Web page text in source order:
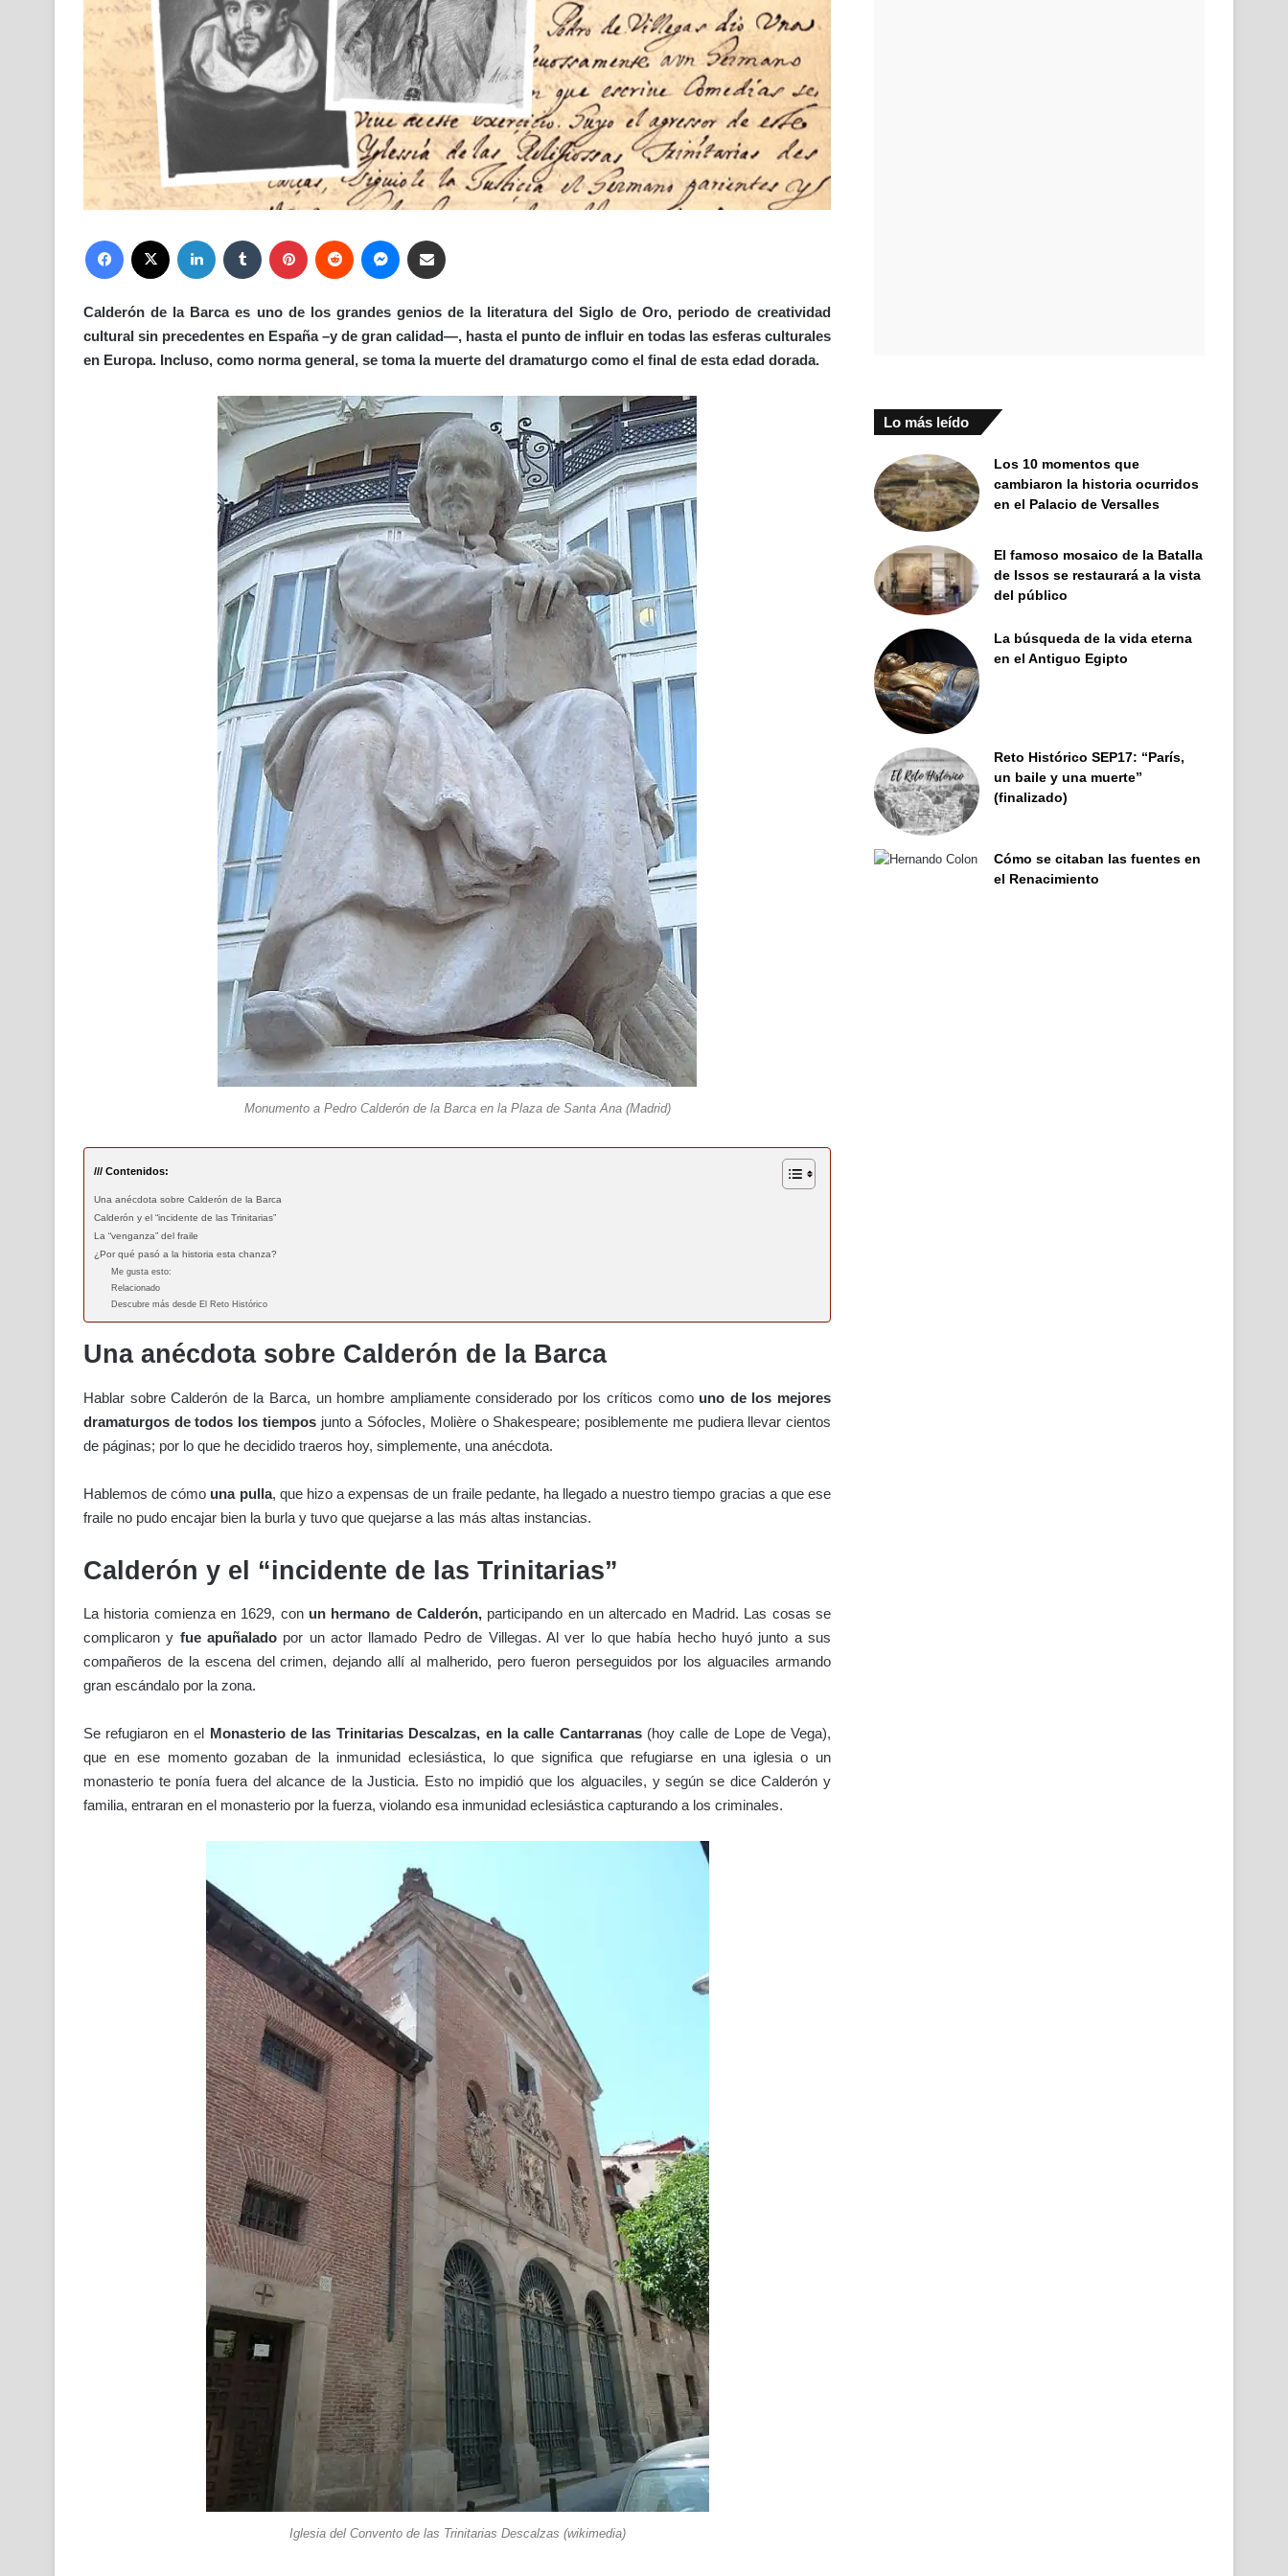
Facebook LinkedIn Tumblr Pinterest Reddit Messenger
Calderón de la Barca es uno de los grandes genios de la literatura del Siglo de Oro, periodo de creatividad
cultural sin precedentes en España –y de gran calidad—, hasta el punto de influir en todas las esferas culturales
en Europa. Incluso, como norma general, se toma la muerte del dramaturgo como el final de esta edad dorada.
Monumento a Pedro Calderón de la Barca en la Plaza de Santa Ana (Madrid)
/// Contenidos:
Una anécdota sobre Calderón de la Barca
Calderón y el “incidente de las Trinitarias”
La “venganza” del fraile
¿Por qué pasó a la historia esta chanza?
Me gusta esto:
Relacionado
Descubre más desde El Reto Histórico
Una anécdota sobre Calderón de la Barca
Hablar sobre Calderón de la Barca, un hombre ampliamente considerado por los críticos como uno de los mejores
dramaturgos de todos los tiemposjunto a Sófocles, Molière o Shakespeare; posiblemente me pudiera llevar cientos
de páginas; por lo que he decidido traeros hoy, simplemente, una anécdota.
Hablemos de cómo una pulla, que hizo a expensas de un fraile pedante, ha llegado a nuestro tiempo gracias a que ese
fraile no pudo encajar bien la burla y tuvo que quejarse a las más altas instancias.
Calderón y el “incidente de las Trinitarias”
La historia comienza en 1629, con un hermano de Calderón, participando en un altercado en Madrid. Las cosas se
complicaron y fue apuñalado por un actor llamado Pedro de Villegas. Al ver lo que había hecho huyó junto a sus
compañeros de la escena del crimen, dejando allí al malherido, pero fueron perseguidos por los alguaciles armando
gran escándalo por la zona.
Se refugiaron en el Monasterio de las Trinitarias Descalzas, en la calle Cantarranas(hoy calle de Lope de Vega),
que en ese momento gozaban de la inmunidad eclesiástica, lo que significa que refugiarse en una iglesia o un
monasterio te ponía fuera del alcance de la Justicia. Esto no impidió que los alguaciles, y según se dice Calderón y
familia, entraran en el monasterio por la fuerza, violando esa inmunidad eclesiástica capturando a los criminales.
Iglesia del Convento de las Trinitarias Descalzas (wikimedia)
Lo más leído
Los 10 momentos que
cambiaron la historia ocurridos
en el Palacio de Versalles
El famoso mosaico de la Batalla
de Issos se restaurará a la vista
del público
La búsqueda de la vida eterna
en el Antiguo Egipto
Reto Histórico SEP17: “París,
un baile y una muerte”
(finalizado)
Cómo se citaban las fuentes en
el Renacimiento